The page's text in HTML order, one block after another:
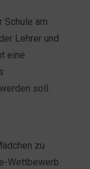
Schule am
Lehrer und
eine
soll.
zu
Wettbewerb